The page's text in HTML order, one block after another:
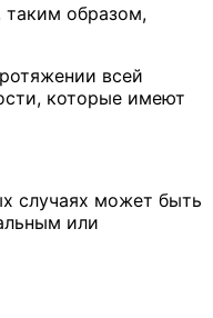
таким образом,
всей
которые имеют
случаях может быть
или